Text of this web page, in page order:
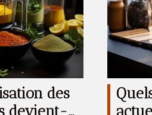
des
devient-